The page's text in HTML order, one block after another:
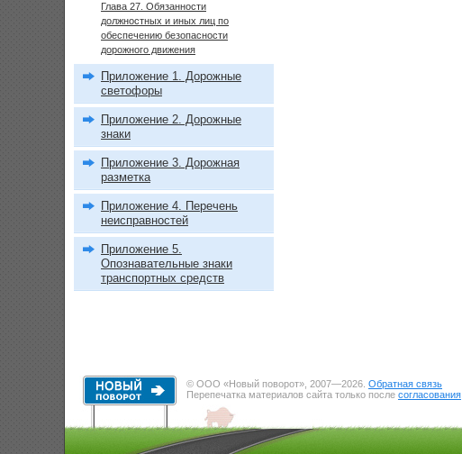
Глава 27. Обязанности
должностных и иных лиц по
обеспечению безопасности
дорожного движения
Приложение 1. Дорожные
светофоры
Приложение 2. Дорожные
знаки
Приложение 3. Дорожная
разметка
Приложение 4. Перечень
неисправностей
Приложение 5.
Опознавательные знаки
транспортных средств
© ООО «Новый поворот», 2007—2026. Обратная связь
Перепечатка материалов сайта только после согласования